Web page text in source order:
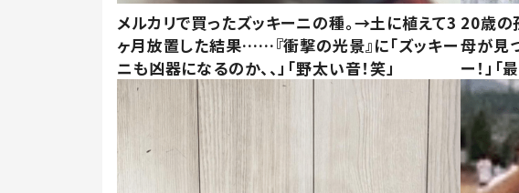
メルカリで買ったズッキーニの種。→土に植えて3
ヶ月放置した結果……『衝撃の光景』に「ズッキー
ニも凶器になるのか、、」「野太い音！笑」
20歳の
母が見
ー！」